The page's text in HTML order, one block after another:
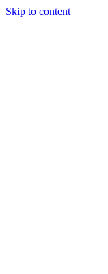
Skip to content